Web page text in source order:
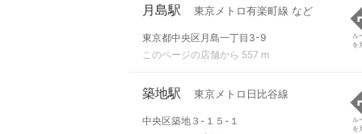
月島駅 東京メトロ有楽町線 など
東京都中央区月島一丁目3-9
このページの店舗から 557 m
ル
を
築地駅 東京メトロ日比谷線
中央区築地３-１５-１
ル
を